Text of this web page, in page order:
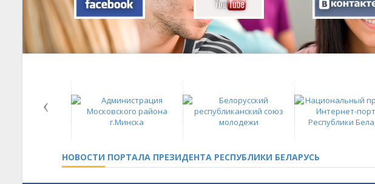
НОВОСТИ ПОРТАЛА ПРЕЗИДЕНТА РЕСПУБЛИКИ БЕЛАРУСЬ